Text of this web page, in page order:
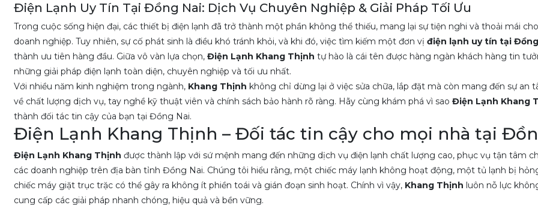
Điện Lạnh Uy Tín Tại Đồng Nai: Dịch Vụ Chuyên Nghiệp & Giải Pháp Tối Ưu
Trong cuộc sống hiện đại, các thiết bị điện lạnh đã trở thành một phần không thể thiếu, mang lại sự tiện nghi và thoải mái
doanh nghiệp. Tuy nhiên, sự cố phát sinh là điều khó tránh khỏi, và khi đó, việc tìm kiếm một đơn vị điện lạnh uy tín tại
thành ưu tiên hàng đầu. Giữa vô vàn lựa chọn, Điện Lạnh Khang Thịnh tự hào là cái tên được hàng ngàn khách hàng tin
những giải pháp điện lạnh toàn diện, chuyên nghiệp và tối ưu nhất.
Với nhiều năm kinh nghiệm trong ngành, Khang Thịnh không chỉ dừng lại ở việc sửa chữa, lắp đặt mà còn mang đến sự an
về chất lượng dịch vụ, tay nghề kỹ thuật viên và chính sách bảo hành rõ ràng. Hãy cùng khám phá vì sao Điện Lạnh Khang
thành đối tác tin cậy của bạn tại Đồng Nai.
Điện Lạnh Khang Thịnh – Đối tác tin cậy cho mọi nhà tại
Điện Lạnh Khang Thịnh được thành lập với sứ mệnh mang đến những dịch vụ điện lạnh chất lượng cao, phục vụ tận tâm
các doanh nghiệp trên địa bàn tỉnh Đồng Nai. Chúng tôi hiểu rằng, một chiếc máy lạnh không hoạt động, một tủ lạnh bị
chiếc máy giặt trục trặc có thể gây ra không ít phiền toái và gián đoạn sinh hoạt. Chính vì vậy, Khang Thịnh luôn nỗ lực
cung cấp các giải pháp nhanh chóng, hiệu quả và bền vững.